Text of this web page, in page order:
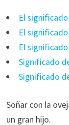
El
El
El
Significado
Significado
Soñar con la
un gran hijo.